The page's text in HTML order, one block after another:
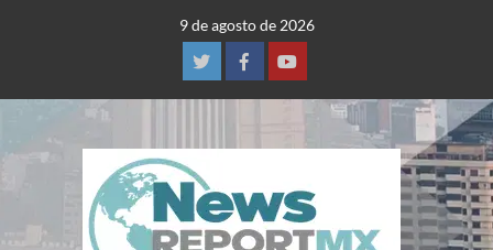
9 de agosto de 2026
TwitterFacebookYoutube